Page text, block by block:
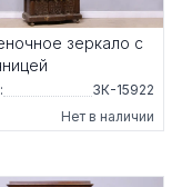
зеркало с
ЗК-15922
Нет в наличии